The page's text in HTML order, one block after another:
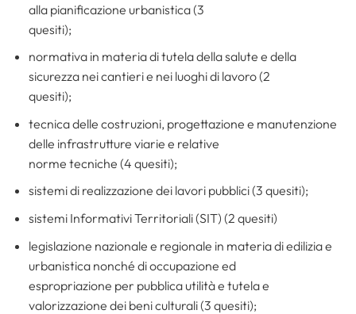
alla pianificazione urbanistica (3
quesiti);
normativa in materia di tutela della salute e della
sicurezza nei cantieri e nei luoghi di lavoro (2
quesiti);
tecnica delle costruzioni, progettazione e manutenzione
delle infrastrutture viarie e relative
norme tecniche (4 quesiti);
sistemi di realizzazione dei lavori pubblici (3 quesiti);
sistemi Informativi Territoriali (SIT) (2 quesiti)
legislazione nazionale e regionale in materia di edilizia e
urbanistica nonché di occupazione ed
espropriazione per pubblica utilità e tutela e
valorizzazione dei beni culturali (3 quesiti);